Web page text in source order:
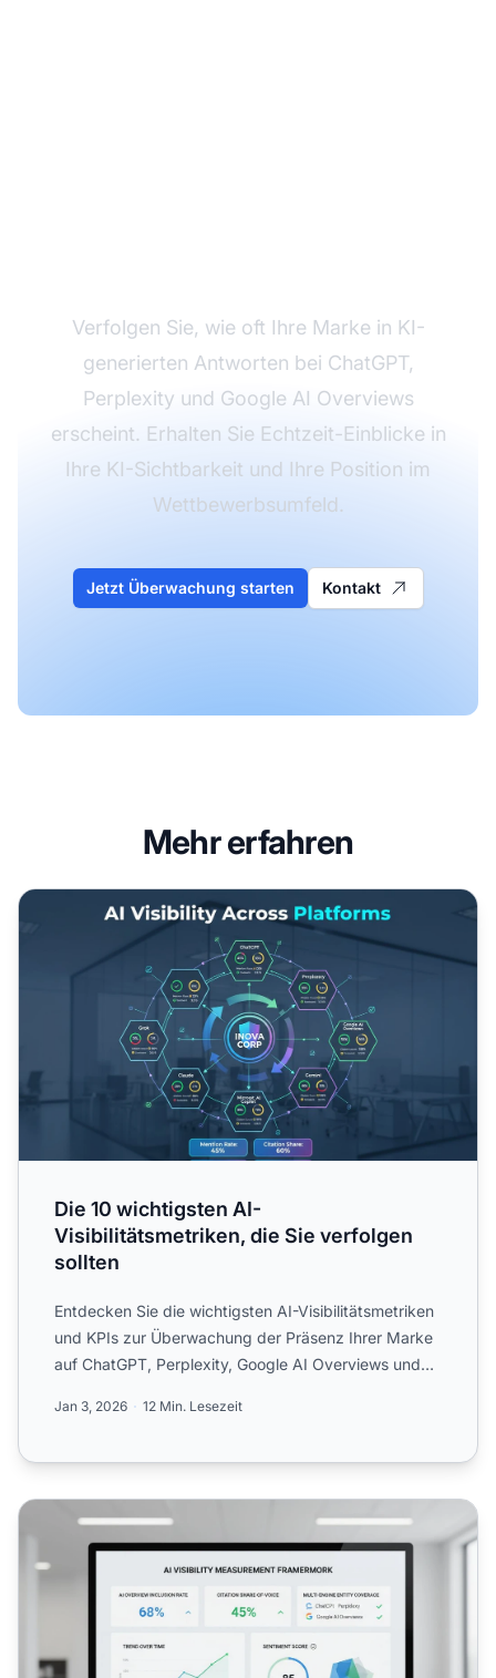
Verfolgen Sie, wie oft Ihre Marke in KI-
generierten Antworten bei ChatGPT,
Perplexity und Google AI Overviews
erscheint. Erhalten Sie Echtzeit-Einblicke in
Ihre KI-Sichtbarkeit und Ihre Position im
Wettbewerbsumfeld.
Jetzt Überwachung starten Kontakt
Mehr erfahren
Die 10 wichtigsten AI-Visibilitätsmetriken, die Sie
Die 10 wichtigsten AI-
Visibilitätsmetriken, die Sie verfolgen
sollten
Entdecken Sie die wichtigsten AI-Visibilitätsmetriken
und KPIs zur Überwachung der Präsenz Ihrer Marke
auf ChatGPT, Perplexity, Google AI Overviews und
Jan 3, 2026 12 Min. Lesezeit
AI-Visibilitäts-Messrahmen